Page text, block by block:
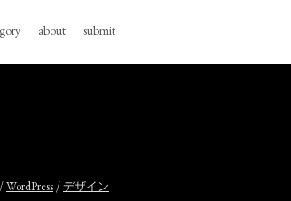
about submit
/WordPress /デザイン